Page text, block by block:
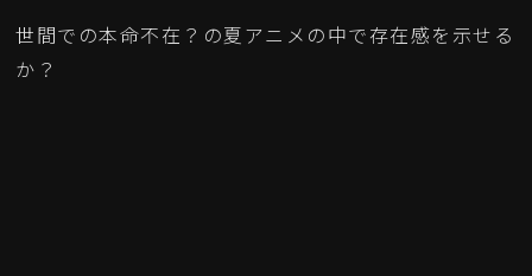
世間での本命不在？の夏アニメの中で存在感を示せる
か？